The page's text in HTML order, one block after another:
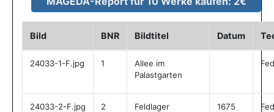
Bild BNR Bildtitel Datum
24033-1-F.jpg 1
Allee im
Palastgarten
24033-2-F.jpg 2 Feldlager 1675